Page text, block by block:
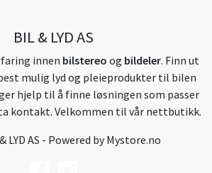
BIL & LYD AS
innen bilstereo og bildeler. Finn ut
mulig lyd og pleieprodukter til bilen
hjelp til å finne løsningen som passer
kontakt. Velkommen til vår nettbutikk.
LYD AS - Powered byMystore.no